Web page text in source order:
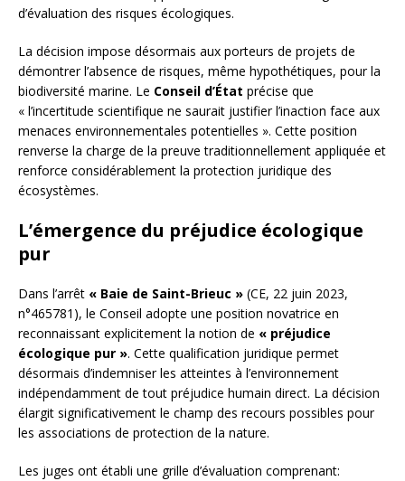
d’évaluation des risques écologiques.
La décision impose désormais aux porteurs de projets de
démontrer l’absence de risques, même hypothétiques, pour la
biodiversité marine. Le Conseil d’État précise que
« l’incertitude scientifique ne saurait justifier l’inaction face aux
menaces environnementales potentielles ». Cette position
renverse la charge de la preuve traditionnellement appliquée et
renforce considérablement la protection juridique des
écosystèmes.
L’émergence du préjudice écologique
pur
Dans l’arrêt « Baie de Saint-Brieuc » (CE, 22 juin 2023,
n°465781), le Conseil adopte une position novatrice en
reconnaissant explicitement la notion de « préjudice
écologique pur ». Cette qualification juridique permet
désormais d’indemniser les atteintes à l’environnement
indépendamment de tout préjudice humain direct. La décision
élargit significativement le champ des recours possibles pour
les associations de protection de la nature.
Les juges ont établi une grille d’évaluation comprenant: